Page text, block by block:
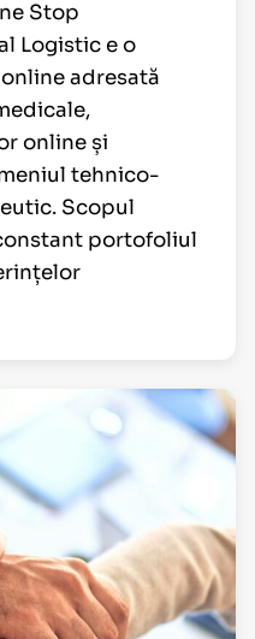
Stop
Logistic e o
adresată
online și
tehnico-
Scopul
portofoliul